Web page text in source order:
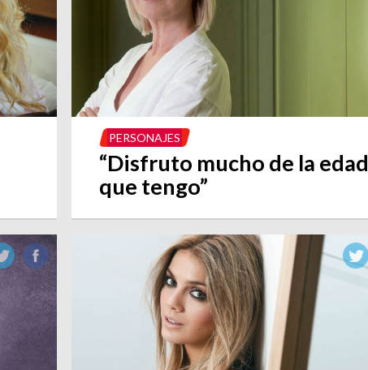
PERSONAJES
“Disfruto mucho de la edad
que tengo”